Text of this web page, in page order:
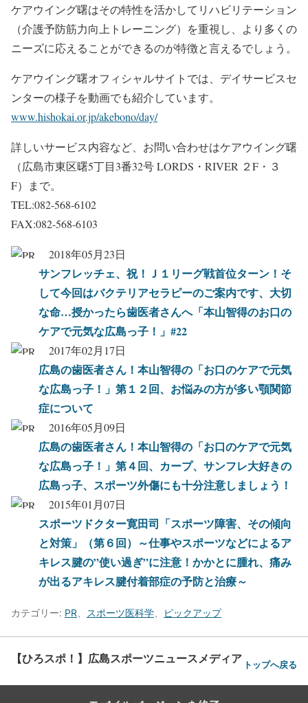
ケアウイング曙はその特性を活かしてリハビリテーション
（介護予防筋力向上トレーニング）を重視し、より多くの
ニーズに応えることができるのが特徴と言えるでしょう。
ケアウイング曙オフィシャルサイトでは、デイサービスセ
ンターの様子を動画でも紹介しています。
www.hishokai.or.jp/akebono/day/
詳しいサービス内容など、お問い合わせはケアウイング曙
（広島市東区曙5丁目3番32号 LORDS・RIVER ２F・３
F）まで。
TEL:082-568-6102
FAX:082-568-6103
2018年05月23日
サンフレッチェ、祝！Ｊ１リーグ戦首位ターン！そ
して今回はバクテリアセラピーのご案内です、大切
な命…授かったら歯医者さんへ「本山智得のお口の
ケアで元気な広島っ子！」#22
2017年02月17日
広島の歯医者さん！本山智得の「お口のケアで元気
な広島っ子！」第１２回、お悩みの方が多い顎関節
症について
2016年05月09日
広島の歯医者さん！本山智得の「お口のケアで元気
な広島っ子！」第４回、カープ、サンフレ大好きの
広島っ子、スポーツ外傷にも十分注意しましょう！
2015年01月07日
スポーツドクター寛田司「スポーツ障害、その傾向
と対策」（第６回）～仕事やスポーツなどによるア
キレス腱の”使い過ぎ”に注意！かかとに腫れ、痛み
が出るアキレス腱付着部症の予防と治療～
カテゴリー: PR スポーツ医科学 ピックアップ
【ひろスポ！】広島スポーツニュースメディア トップへ戻る